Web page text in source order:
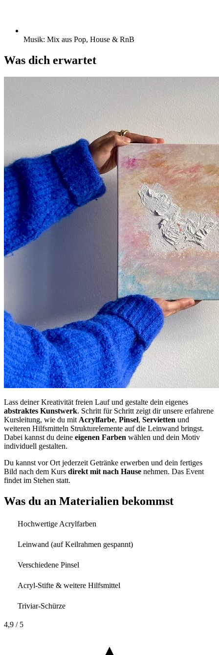
Musik: Mix aus Pop, House & RnB
Was dich erwartet
Lass deiner Kreativität freien Lauf und gestalte dein eigenes
abstraktes Kunstwerk. Schritt für Schritt zeigt dir unsere erfahrene
Kursleitung, wie du mit Acrylfarbe, Pinsel, Servietten und
weiteren Hilfsmitteln Strukturelemente auf die Leinwand bringst.
Dabei kannst du deine eigenen Farben wählen und dein Motiv
individuell gestalten.
Du kannst vor Ort jederzeit Getränke erwerben und dein fertiges
Bild nach dem Kurs direkt mit nach Hause nehmen. Das Event
findet im Stehen statt.
Was du an Materialien bekommst
Hochwertige Acrylfarben
Leinwand (auf Keilrahmen gespannt)
Verschiedene Pinsel
Acryl-Stifte & weitere Hilfsmittel
Triviar-Schürze
4,9 / 5